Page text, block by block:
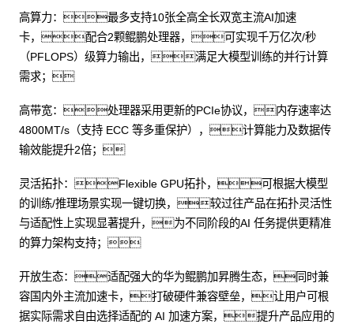
高算力：最多支持10张全高全长双宽主流AI加速
卡，配合2颗鲲鹏处理器，可实现千万亿次/秒
（PFLOPS）级算力输出，满足大模型训练的并行计算
需求；
高带宽：处理器采用更新的PCIe协议，内存速率达
4800MT/s（支持 ECC 等多重保护），计算能力及数据传
输效能提升2倍；
灵活拓扑：Flexible GPU拓扑，可根据大模型
的训练/推理场景实现一键切换，较过往产品在拓扑灵活性
与适配性上实现显著提升，为不同阶段的AI 任务提供更精准
的算力架构支持；
开放生态：适配强大的华为鲲鹏加昇腾生态，同时兼
容国内外主流加速卡，打破硬件兼容壁垒，让用户可根
据实际需求自由选择适配的 AI 加速方案，提升产品应用的